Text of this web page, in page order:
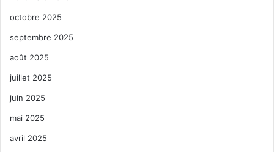
octobre 2025
septembre 2025
août 2025
juillet 2025
juin 2025
mai 2025
avril 2025